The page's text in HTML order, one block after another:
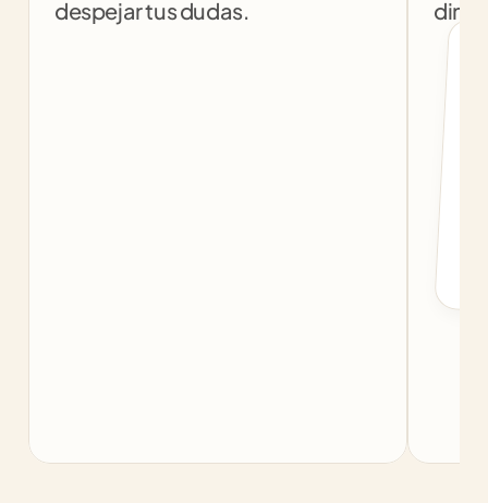
despejar tus dudas.